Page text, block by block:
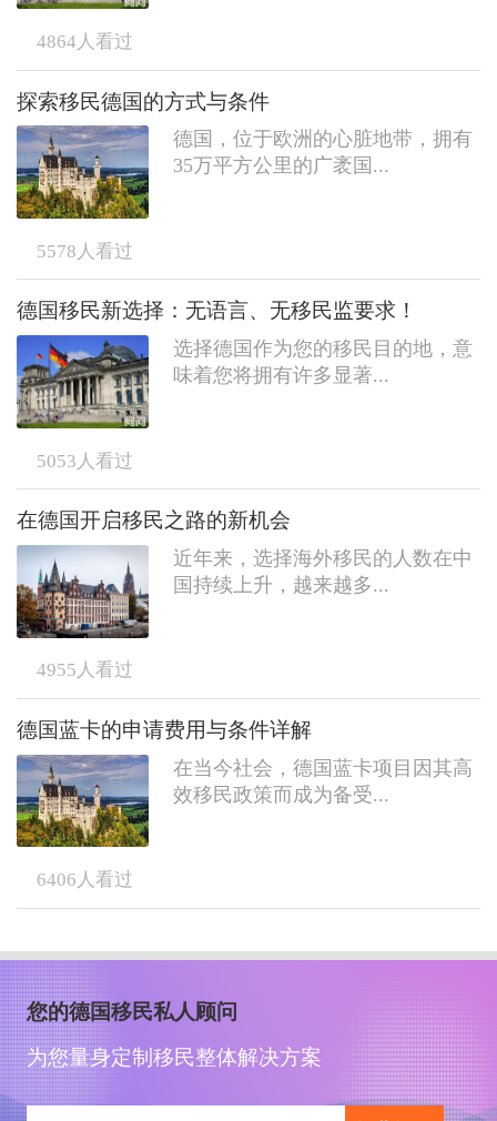
4864 人看过
探索移民德国的方式与条件
德国，位于欧洲的心脏地带，拥有
35万平方公里的广袤国...
5578 人看过
德国移民新选择：无语言、无移民监要求！
选择德国作为您的移民目的地，意
味着您将拥有许多显著...
5053 人看过
在德国开启移民之路的新机会
近年来，选择海外移民的人数在中
国持续上升，越来越多...
4955 人看过
德国蓝卡的申请费用与条件详解
在当今社会，德国蓝卡项目因其高
效移民政策而成为备受...
6406 人看过
您的德国移民私人顾问
为您量身定制移民整体解决方案